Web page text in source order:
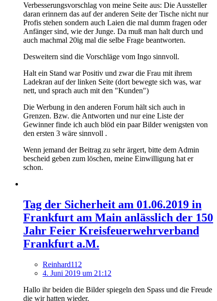
Verbesserungsvorschlag von meine Seite aus: Die Aussteller
daran erinnern das auf der anderen Seite der Tische nicht nur
Profis stehen sondern auch Laien die mal dumm fragen oder
Anfänger sind, wie der Junge. Da muß man halt durch und
auch machmal 20ig mal die selbe Frage beantworten.
Desweitern sind die Vorschläge vom Ingo sinnvoll.
Halt ein Stand war Positiv und zwar die Frau mit ihrem
Ladekran auf der linken Seite (dort bewegte sich was, war
nett, und sprach auch mit den "Kunden")
Die Werbung in den anderen Forum hält sich auch in
Grenzen. Bzw. die Antworten und nur eine Liste der
Gewinner finde ich auch blöd ein paar Bilder wenigsten von
den ersten 3 wäre sinnvoll .
Wenn jemand der Beitrag zu sehr ärgert, bitte dem Admin
bescheid geben zum löschen, meine Einwilligung hat er
schon.
Tag der Sicherheit am 01.06.2019 in
Frankfurt am Main anlässlich der 150
Jahr Feier Kreisfeuerwehrverband
Frankfurt a.M.
Reinhard112
4. Juni 2019 um 21:12
Hallo ihr beiden die Bilder spiegeln den Spass und die Freude
die wir hatten wieder.